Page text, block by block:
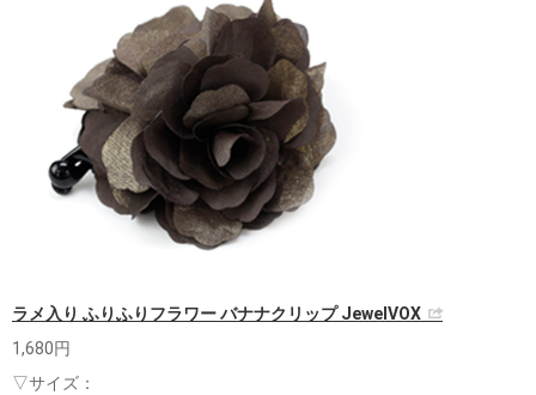
ラメ入り ふりふりフラワー バナナクリップ JewelVOX
1,680円
▽サイズ：